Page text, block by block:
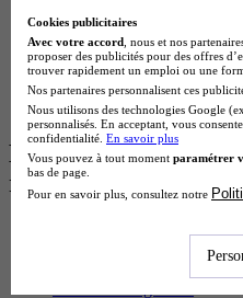
BAC Pro Agora en
BTS Sta en alternance
BTS Iris en alternance
BTS Tpl en alternance
BTS Ati en alternance
Les diplômes par
recherchés
Cookies publicitaires
Avec votre accord , nous et nos
proposer des publicités pour des offres
trouver rapidement un emploi ou une
Nos partenaires personnalisent ces
Nous utilisons des technologies Google
personnalisés. En acceptant, vous
confidentialité. En savoir plus
Vous pouvez à tout moment paramétrer
bas de page.
Pour en savoir plus, consultez notre